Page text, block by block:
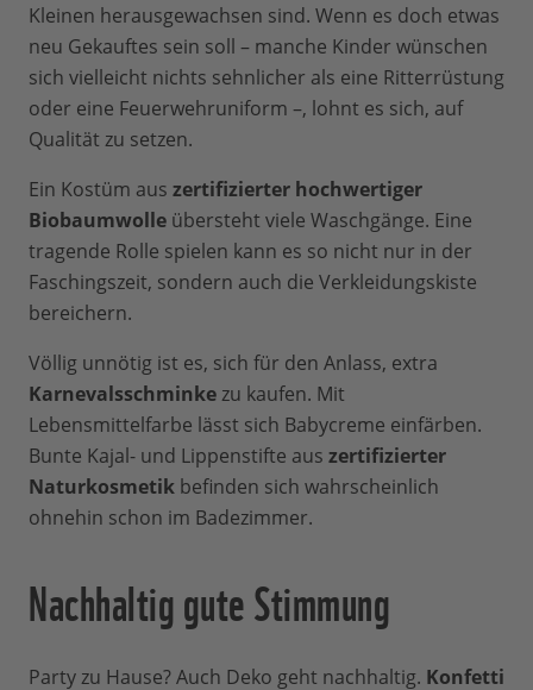
Kleinen herausgewachsen sind. Wenn es doch etwas
neu Gekauftes sein soll – manche Kinder wünschen
sich vielleicht nichts sehnlicher als eine Ritterrüstung
oder eine Feuerwehruniform –, lohnt es sich, auf
Qualität zu setzen.
Ein Kostüm aus zertifizierter hochwertiger
Biobaumwolle übersteht viele Waschgänge. Eine
tragende Rolle spielen kann es so nicht nur in der
Faschingszeit, sondern auch die Verkleidungskiste
bereichern.
Völlig unnötig ist es, sich für den Anlass, extra
Karnevalsschminkezu kaufen. Mit
Lebensmittelfarbe lässt sich Babycreme einfärben.
Bunte Kajal- und Lippenstifte aus zertifizierter
Naturkosmetik befinden sich wahrscheinlich
ohnehin schon im Badezimmer.
Nachhaltig gute Stimmung
Party zu Hause? Auch Deko geht nachhaltig. Konfetti